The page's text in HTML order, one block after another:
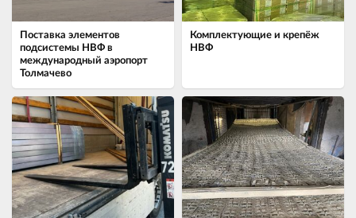
Поставка элементов
подсистемы НВФ в
международный аэропорт
Толмачево
Комплектующие и крепёж
НВФ